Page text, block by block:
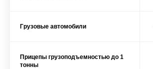
Грузовые автомобили
Прицепы грузоподъемностью до 1
тонны